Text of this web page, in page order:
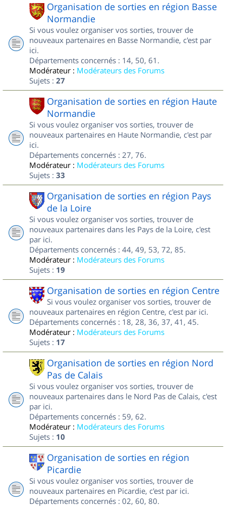
Organisation de sorties en région Basse
Normandie
Si vous voulez organiser vos sorties, trouver de
nouveaux partenaires en Basse Normandie, c'est par
ici.
Départements concernés : 14, 50, 61.
Modérateur : Modérateurs des Forums
Sujets : 27
Organisation de sorties en région Haute
Normandie
Si vous voulez organiser vos sorties, trouver de
nouveaux partenaires en Haute Normandie, c'est par
ici.
Départements concernés : 27, 76.
Modérateur : Modérateurs des Forums
Sujets : 33
Organisation de sorties en région Pays
de la Loire
Si vous voulez organiser vos sorties, trouver de
nouveaux partenaires dans les Pays de la Loire, c'est
par ici.
Départements concernés : 44, 49, 53, 72, 85.
Modérateur : Modérateurs des Forums
Sujets : 19
Organisation de sorties en région Centre
Si vous voulez organiser vos sorties, trouver de
nouveaux partenaires en région Centre, c'est par ici.
Départements concernés : 18, 28, 36, 37, 41, 45.
Modérateur : Modérateurs des Forums
Sujets : 17
Organisation de sorties en région Nord
Pas de Calais
Si vous voulez organiser vos sorties, trouver de
nouveaux partenaires dans le Nord Pas de Calais, c'est
par ici.
Départements concernés : 59, 62.
Modérateur : Modérateurs des Forums
Sujets : 10
Organisation de sorties en région
Picardie
Si vous voulez organiser vos sorties, trouver de
nouveaux partenaires en Picardie, c'est par ici.
Départements concernés : 02, 60, 80.